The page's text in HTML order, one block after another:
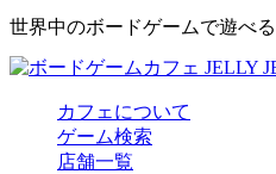
世界中のボードゲームで遊べ
カフェについて
ゲーム検索
店舗一覧